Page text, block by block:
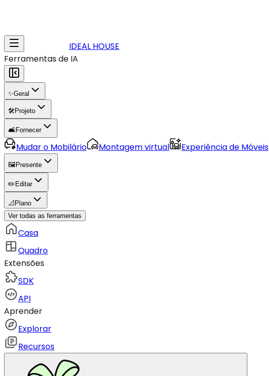
IDEAL HOUSE
Ferramentas de IA
✨Geral
🛠️Projeto
🛋️Fornecer
Mudar o Mobilário Montagem virtual Experiência de Móveis
🖼️ Presente
✏️ Editar
📐 Plano
Ver todas as ferramentas
Casa
Quadro
Extensões
SDK
API
Aprender
Explorar
Recursos